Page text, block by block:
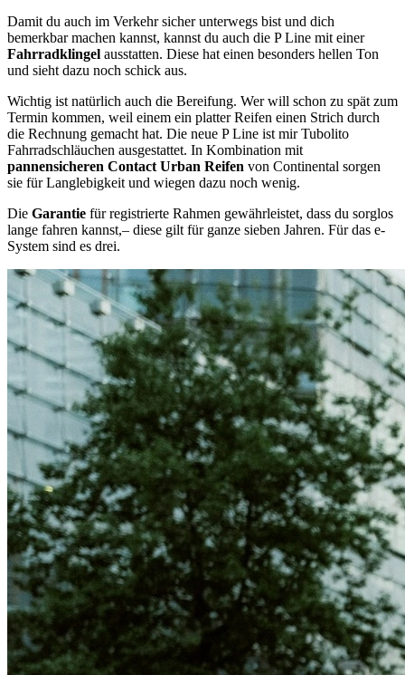
Damit du auch im Verkehr sicher unterwegs bist und dich
bemerkbar machen kannst, kannst du auch die P Line mit einer
Fahrradklingel ausstatten. Diese hat einen besonders hellen Ton
und sieht dazu noch schick aus.
Wichtig ist natürlich auch die Bereifung. Wer will schon zu spät zum
Termin kommen, weil einem ein platter Reifen einen Strich durch
die Rechnung gemacht hat. Die neue P Line ist mir Tubolito
Fahrradschläuchen ausgestattet. In Kombination mit
pannensicheren Contact Urban Reifen von Continental sorgen
sie für Langlebigkeit und wiegen dazu noch wenig.
Die Garantie für registrierte Rahmen gewährleistet, dass du sorglos
lange fahren kannst,– diese gilt für ganze sieben Jahren. Für das e-
System sind es drei.